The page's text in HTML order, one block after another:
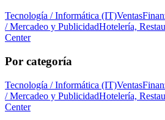
Tecnología / Informática (IT)Ventas
/ Mercadeo y PublicidadHotelería,
Center
Por categoría
Tecnología / Informática (IT)Ventas
/ Mercadeo y PublicidadHotelería,
Center